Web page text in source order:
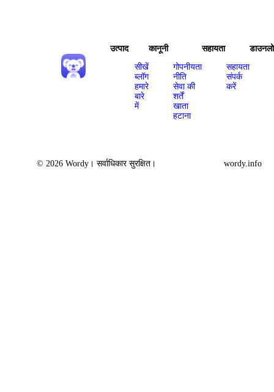
उत्पाद
सीखें
ब्लॉग
हमारे
बारे
में
कानूनी
गोपनीयता
नीति
सेवा की
शर्तें
खाता
हटाना
सहायता
सहायता
संपर्क
करें
© 2026 Wordy। सर्वाधिकार सुरक्षित। wordy.info